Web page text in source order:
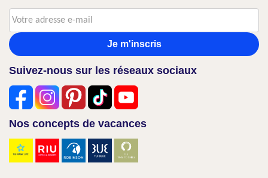
Je m'inscris
Suivez-nous sur les réseaux sociaux
Nos concepts de vacances